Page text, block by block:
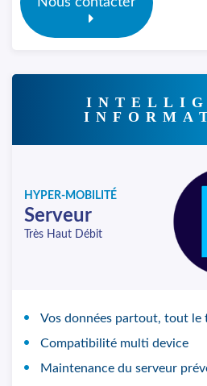
HYPER-MOBILITÉ
Serveur
Très Haut Débit
Vos données partout, tout le
Compatibilité multi device
Maintenance du serveur